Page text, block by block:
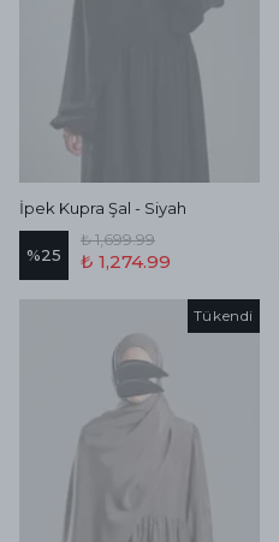
İpek Kupra Şal - Siyah
%25
₺ 1,699.99
₺ 1,274.99
Tükendi